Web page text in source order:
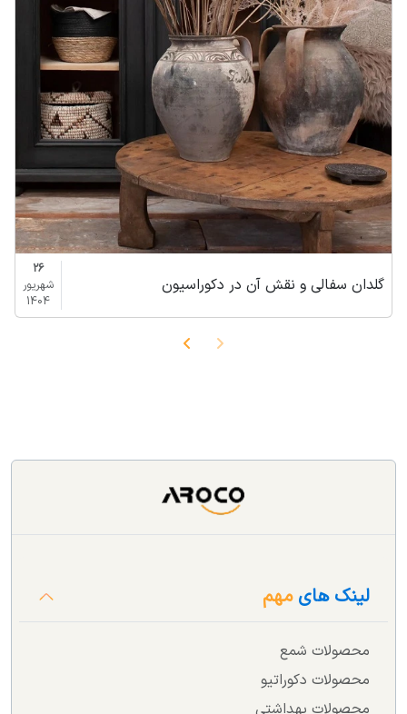
گلدان سفالی و نقش آن در دکوراسیون
26
شهریور
1404
لینک هایمهم
محصولات شمع
محصولات دکوراتیو
محصولات بهداشتی